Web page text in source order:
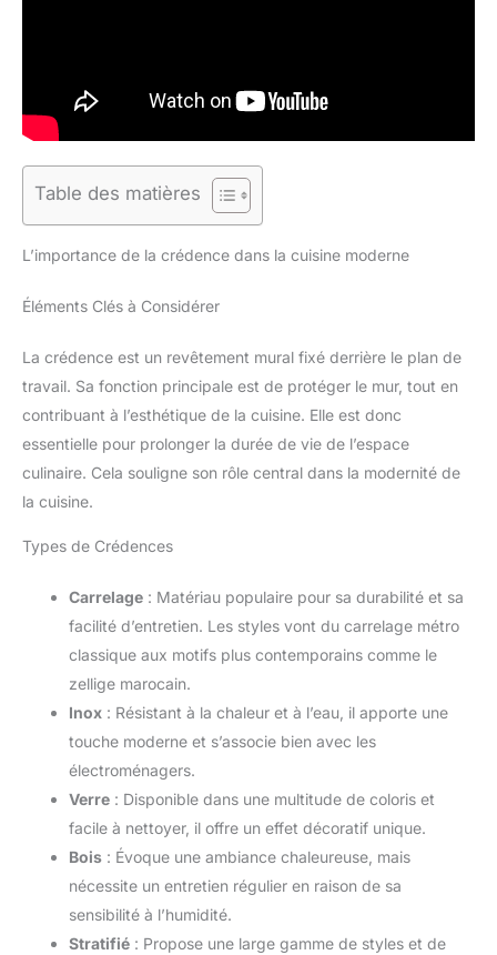
Table des matières
L’importance de la crédence dans la cuisine moderne
Éléments Clés à Considérer
La crédence est un revêtement mural fixé derrière le plan de
travail. Sa fonction principale est de protéger le mur, tout en
contribuant à l’esthétique de la cuisine. Elle est donc
essentielle pour prolonger la durée de vie de l’espace
culinaire. Cela souligne son rôle central dans la modernité de
la cuisine.
Types de Crédences
Carrelage : Matériau populaire pour sa durabilité et sa
facilité d’entretien. Les styles vont du carrelage métro
classique aux motifs plus contemporains comme le
zellige marocain.
Inox : Résistant à la chaleur et à l’eau, il apporte une
touche moderne et s’associe bien avec les
électroménagers.
Verre : Disponible dans une multitude de coloris et
facile à nettoyer, il offre un effet décoratif unique.
Bois : Évoque une ambiance chaleureuse, mais
nécessite un entretien régulier en raison de sa
sensibilité à l’humidité.
Stratifié : Propose une large gamme de styles et de